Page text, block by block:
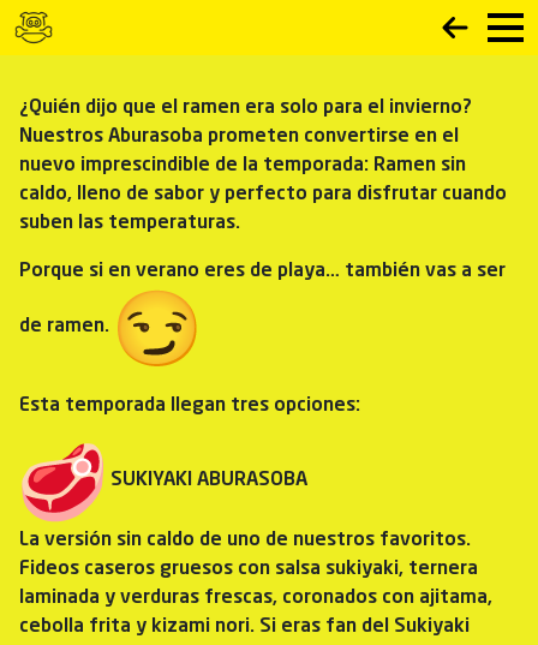
¿Quién dijo que el ramen era solo para el invierno?
Nuestros Aburasoba prometen convertirse en el
nuevo imprescindible de la temporada: Ramen sin
caldo, lleno de sabor y perfecto para disfrutar cuando
suben las temperaturas.
Porque si en verano eres de playa… también vas a ser
de ramen.
Esta temporada llegan tres opciones:
SUKIYAKI ABURASOBA
La versión sin caldo de uno de nuestros favoritos.
Fideos caseros gruesos con salsa sukiyaki, ternera
laminada y verduras frescas, coronados con ajitama,
cebolla frita y kizami nori. Si eras fan del Sukiyaki